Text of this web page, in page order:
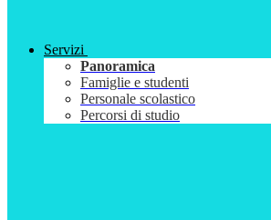
Servizi
Panoramica
Famiglie e studenti
Personale scolastico
Percorsi di studio